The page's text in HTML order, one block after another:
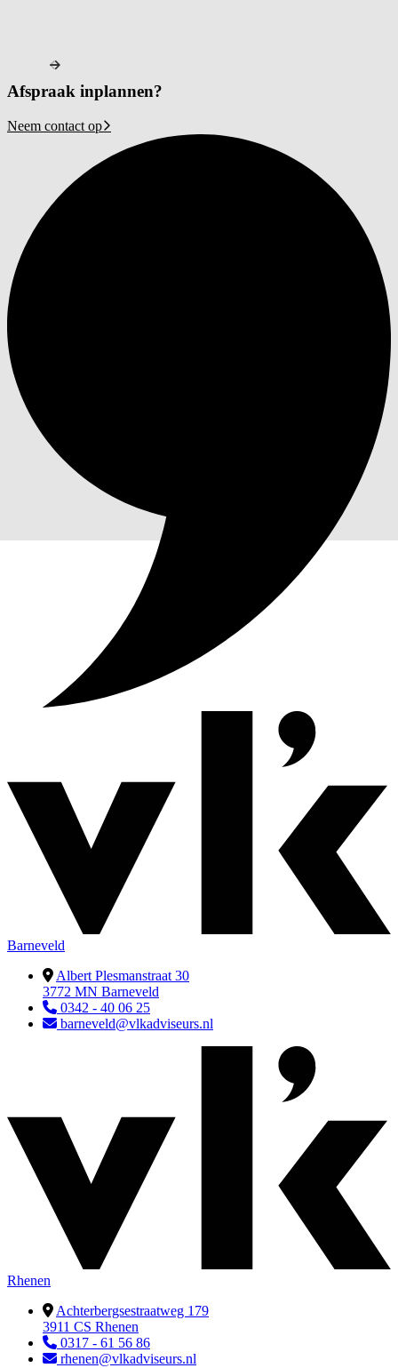
Afspraak inplannen?
Neem contact op
Barneveld
Albert Plesmanstraat 30
3772 MN Barneveld
0342 - 40 06 25
barneveld@vlkadviseurs.nl
Rhenen
Achterbergsestraatweg 179
3911 CS Rhenen
0317 - 61 56 86
rhenen@vlkadviseurs.nl